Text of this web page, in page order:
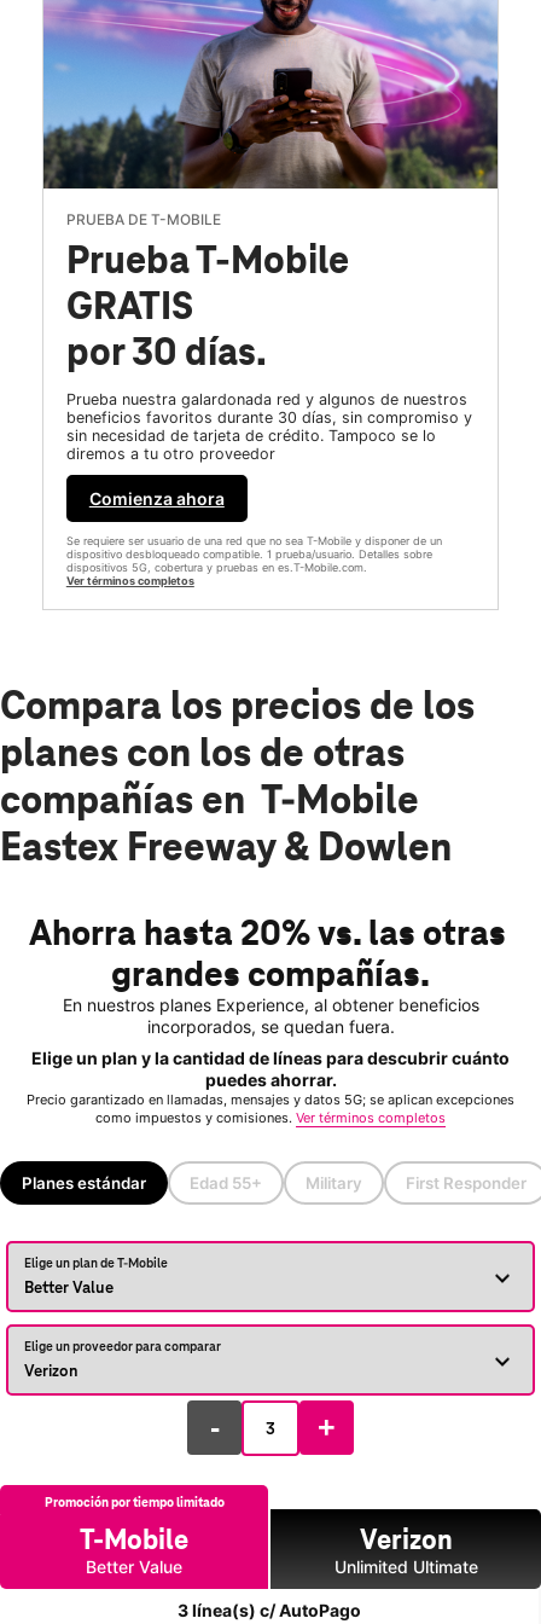
PRUEBA DE T-MOBILE
Prueba T-Mobile
GRATIS
por 30 días.
Prueba nuestra galardonada red y algunos de nuestros
beneficios favoritos durante 30 días, sin compromiso y
sin necesidad de tarjeta de crédito. Tampoco se lo
diremos a tu otro proveedor
Comienza ahora
Se requiere ser usuario de una red que no sea T-Mobile y disponer de un
dispositivo desbloqueado compatible. 1 prueba/usuario. Detalles sobre
dispositivos 5G, cobertura y pruebas en es.T-Mobile.com.
Ver términos completos
Compara los precios de los
planes con los de otras
compañías en T-Mobile
Eastex Freeway & Dowlen